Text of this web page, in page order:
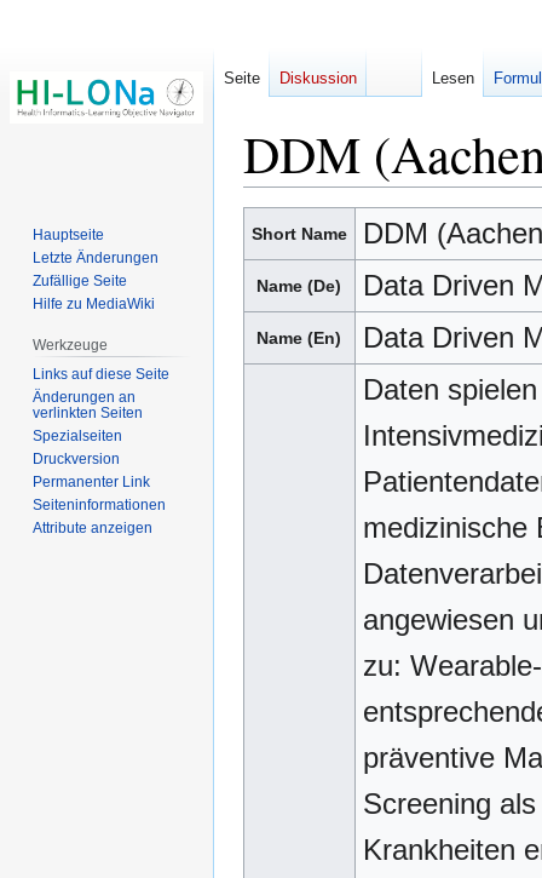
DDM
Navigation
Suche
Short Name DDM
Name (De) Data Driven
Name (En) Data Driven
Daten
medizinische
angewiesen
zu:
präventive
Screening
Krankheiten
Seite Diskussion Lesen
Hauptseite
Letzte Änderungen
Zufällige Seite
Hilfe zu MediaWiki
Werkzeuge
Links auf diese Seite
Änderungen an
verlinkten Seiten
Spezialseiten
Druckversion
Permanenter Link
Seiten­­informationen
Attribute anzeigen